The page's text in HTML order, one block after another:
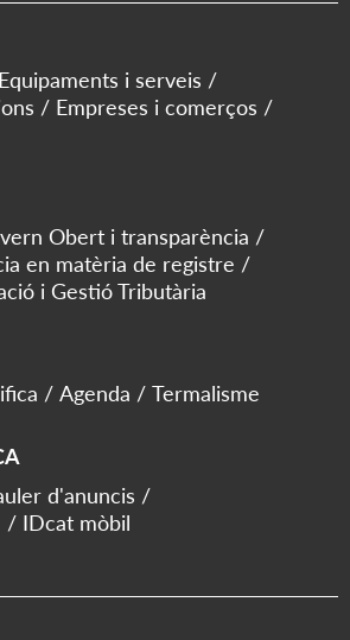
Equipaments i serveis
Empreses i comerços
Obert i transparència
en matèria de registre
i Gestió Tributària
Agenda Termalisme
d'anuncis
IDcat mòbil